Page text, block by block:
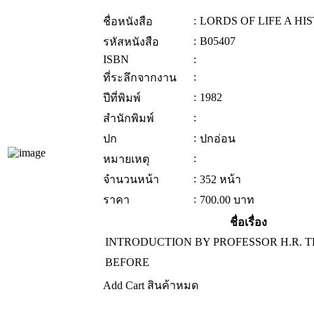
ชื่อหนังสือ : LORDS OF LIFE A
รหัสหนังสือ
: B05407
ISBN
:
ที่ระลึกจากงาน
:
ปีที่พิมพ์
: 1982
สำนักพิมพ์
:
ปก
: ปกอ่อน
หมายเหตุ
:
จำนวนหน้า
: 352 หน้า
ราคา
: 700.00 บาท
ชื่อเรื่อง
INTRODUCTION BY PROFESSOR H.R.
BEFORE
Add Cart สินค้าหมด